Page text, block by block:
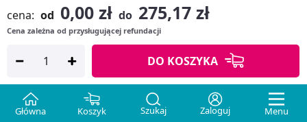
Główna Koszyk Szukaj Zaloguj Menu
cena: od 0,00 zł do 275,17 zł
Cena zależna od przysługującej refundacji
DO KOSZYKA